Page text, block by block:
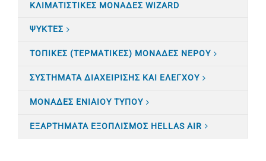
ΚΛΙΜΑΤΙΣTΙΚΕΣ ΜΟΝΑΔΕΣ WIZARD
ΨΥΚΤΕΣ
ΤΟΠΙΚΕΣ (ΤΕΡΜΑΤΙΚΕΣ) ΜΟΝΑΔΕΣ ΝΕΡΟΥ
ΣΥΣΤΗΜΑΤΑ ΔΙΑΧΕΙΡΙΣΗΣ ΚΑΙ ΕΛΕΓΧΟΥ
ΜΟΝΑΔΕΣ ΕΝΙΑΙΟΥ ΤΥΠΟΥ
ΕΞΑΡΤΗΜΑΤΑ ΕΞΟΠΛΙΣΜΟΣ HELLAS AIR